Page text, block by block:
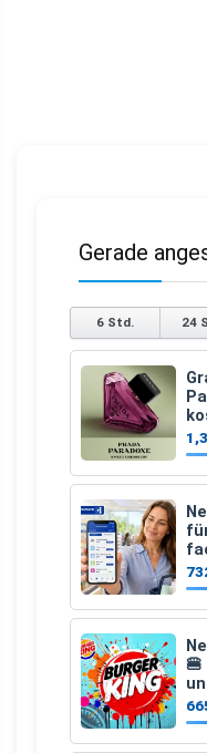
Gerade
6 Std. 24
€